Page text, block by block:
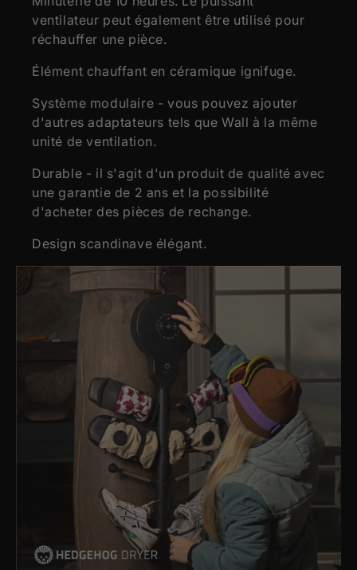
ventilateur peut également être utilisé pour
réchauffer une pièce.
Élément chauffant en céramique ignifuge.
Système modulaire - vous pouvez ajouter
d'autres adaptateurs tels que Wall à la même
unité de ventilation.
Durable - il s'agit d'un produit de qualité avec
une garantie de 2 ans et la possibilité
d'acheter des pièces de rechange.
Design scandinave élégant.